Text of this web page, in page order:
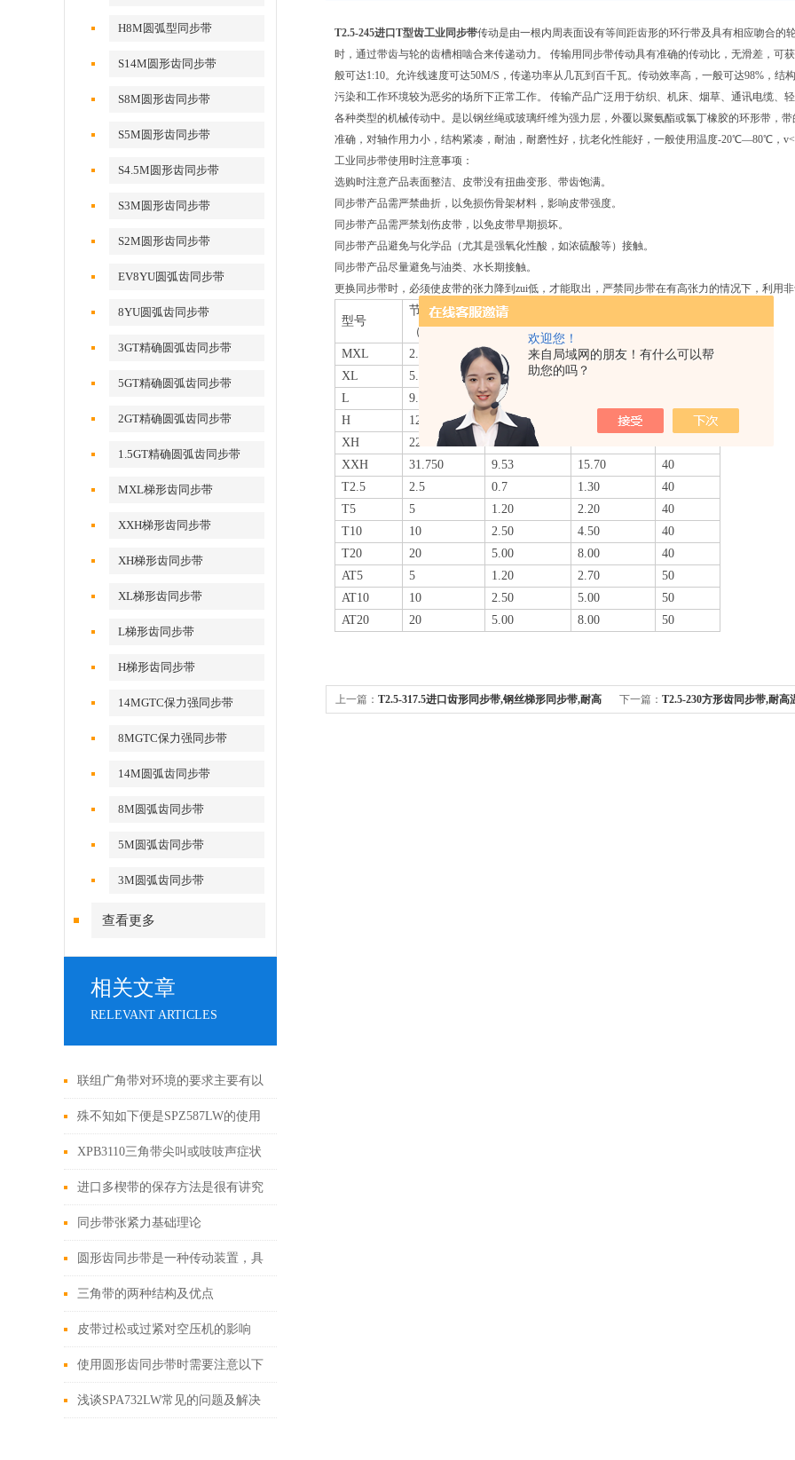
欢迎您！
来自局域网的朋友！有什么可以帮
助您的吗？
H8M圆弧型同步带
S14M圆形齿同步带
S8M圆形齿同步带
S5M圆形齿同步带
S4.5M圆形齿同步带
S3M圆形齿同步带
S2M圆形齿同步带
EV8YU圆弧齿同步带
8YU圆弧齿同步带
3GT精确圆弧齿同步带
5GT精确圆弧齿同步带
2GT精确圆弧齿同步带
1.5GT精确圆弧齿同步带
MXL梯形齿同步带
XXH梯形齿同步带
XH梯形齿同步带
XL梯形齿同步带
L梯形齿同步带
H梯形齿同步带
14MGTC保力强同步带
8MGTC保力强同步带
14M圆弧齿同步带
8M圆弧齿同步带
5M圆弧齿同步带
3M圆弧齿同步带
查看更多
相关文章
RELEVANT ARTICLES
联组广角带对环境的要求主要有以
下几个方面
殊不知如下便是SPZ587LW的使用
技巧所在
XPB3110三角带尖叫或吱吱声症状
分析
进口多楔带的保存方法是很有讲究
的
同步带张紧力基础理论
圆形齿同步带是一种传动装置，具
有以下特点
三角带的两种结构及优点
皮带过松或过紧对空压机的影响
使用圆形齿同步带时需要注意以下
几个方面
浅谈SPA732LW常见的问题及解决
T2.5-245进口T型齿工业同步带传动是由一根内周表面设有等间距齿形的环行带及具有相应吻合的
时，通过带齿与轮的齿槽相啮合来传递动力。 传输用同步带传动具有准确的传动比，无滑差，可
般可达1:10。允许线速度可达50M/S，传递功率从几瓦到百千瓦。传动效率高，一般可达98%，
污染和工作环境较为恶劣的场所下正常工作。 传输产品广泛用于纺织、机床、烟草、通讯电缆、
各种类型的机械传动中。是以钢丝绳或玻璃纤维为强力层，外覆以聚氨酯或氯丁橡胶的环形带，带
准确，对轴作用力小，结构紧凑，耐油，耐磨性好，抗老化性能好，一般使用温度-20℃―80℃，
工业同步带使用时注意事项：
选购时注意产品表面整洁、皮带没有扭曲变形、带齿饱满。
同步带产品需严禁曲折，以免损伤骨架材料，影响皮带强度。
同步带产品需严禁划伤皮带，以免皮带早期损坏。
同步带产品避免与化学品（尤其是强氧化性酸，如浓硫酸等）接触。
同步带产品尽量避免与油类、水长期接触。
更换同步带时，必须使皮带的张力降到zui低，才能取出，严禁同步带在有高张力的情况下，利用
型号
节距
（mm）
齿高
（mm）
MXL 2.032 0.51 1.14
40
XL
5.080 1.27 2.30
L
9.525 1.91
H
12.70 2.29
XH
22.225 6.35
XXH
31.750 9.53 15.70
40
T2.5
2.5 0.7 1.30
40
T5
5 1.20 2.20
40
T10
10 2.50 4.50
40
T20
20 5.00 8.00
40
AT5
5 1.20 2.70
50
AT10
10 2.50 5.00
50
AT20
20 5.00 8.00 50
上一篇： T2.5-317.5进口齿形同步带,钢丝梯形同步带,耐高 下一篇： T2.5-230方形齿同步带,耐高